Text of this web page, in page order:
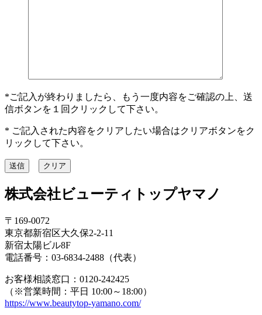
*ご記入が終わりましたら、もう一度内容をご確認の上、送
信ボタンを１回クリックして下さい。
* ご記入された内容をクリアしたい場合はクリアボタンをク
リックして下さい。
株式会社ビューティトップヤマノ
〒169-0072
東京都新宿区大久保2-2-11
新宿太陽ビル8F
電話番号：03-6834-2488（代表）
お客様相談窓口：0120-242425
（※営業時間：平日 10:00～18:00）
https://www.beautytop-yamano.com/